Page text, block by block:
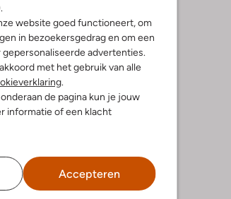
website goed functioneert, om
in bezoekersgedrag en om een
advertenties.
met het gebruik van alle
.
de pagina kun je jouw
informatie of een klacht
Accepteren